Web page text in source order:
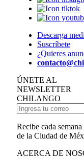
Descarga
Suscríbete
¿Quieres
ÚNETE AL
NEWSLETTER
CHILANGO
Recibe cada
de la Ciudad de
ACERCA DE